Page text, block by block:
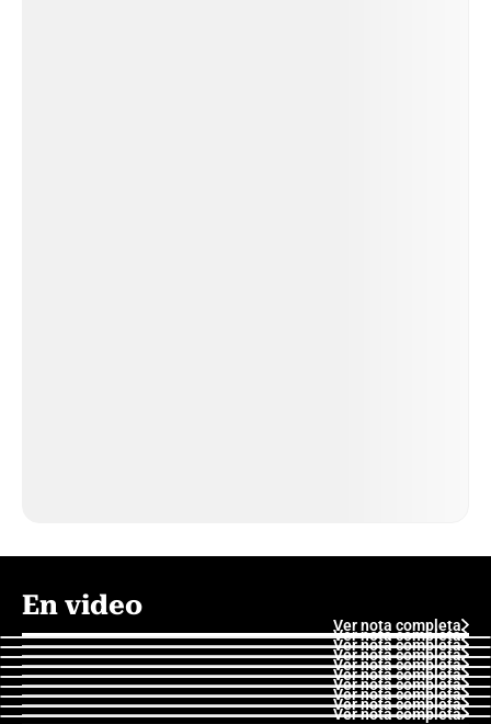
En video
Ver nota completa
Ver nota completa
Ver nota completa
Ver nota completa
Ver nota completa
Ver nota completa
Ver nota completa
Ver nota completa
Ver nota completa
Ver nota completa